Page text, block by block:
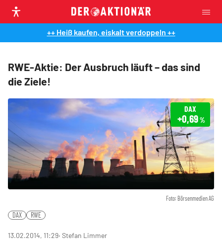
++ Heiß kaufen, eiskalt verdoppeln ++
RWE-Aktie: Der Ausbruch läuft – das sind
die Ziele!
Foto: Börsenmedien AG
DAX
+0,69%
DAX RWE
13.02.2014, 11:29‧ Stefan Limmer